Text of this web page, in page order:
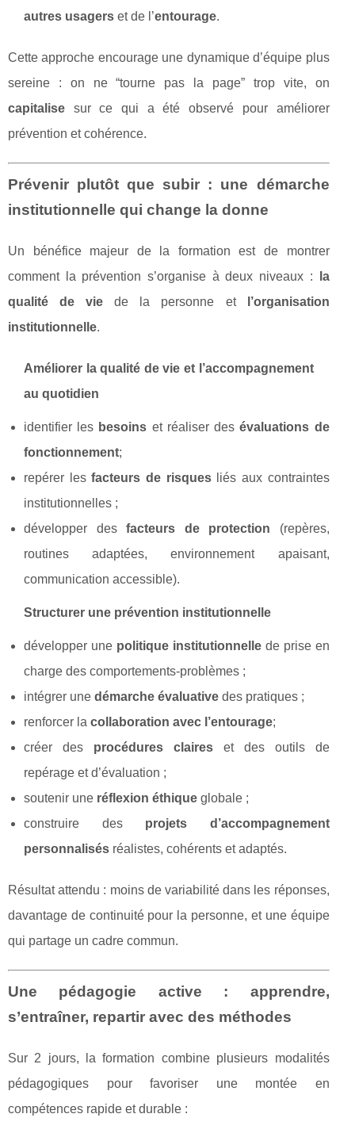
autres usagers et de l’entourage.
Cette approche encourage une dynamique d’équipe plus
sereine : on ne “tourne pas la page” trop vite, on
capitalise sur ce qui a été observé pour améliorer
prévention et cohérence.
Prévenir plutôt que subir : une démarche
institutionnelle qui change la donne
Un bénéfice majeur de la formation est de montrer
comment la prévention s’organise à deux niveaux :
la
qualité de vie de la personne et
l’organisation
institutionnelle.
Améliorer la qualité de vie et l’accompagnement
au quotidien
identifier les besoins et réaliser desévaluations de
fonctionnement;
repérer lesfacteurs de risquesliés aux contraintes
institutionnelles ;
développer desfacteurs de protection (repères,
routines adaptées, environnement apaisant,
communication accessible).
Structurer une prévention institutionnelle
développer une politique institutionnellede prise en
charge des comportements-problèmes ;
intégrer une démarche évaluative des pratiques ;
renforcer la collaboration avec l’entourage;
créer des procédures claireset des outils de
repérage et d’évaluation ;
soutenir une réflexion éthique globale ;
construire des projets d’accompagnement
personnalisés réalistes, cohérents et adaptés.
Résultat attendu : moins de variabilité dans les réponses,
davantage de continuité pour la personne, et une équipe
qui partage un cadre commun.
Une pédagogie active : apprendre,
s’entraîner, repartir avec des méthodes
Sur 2 jours, la formation combine plusieurs modalités
pédagogiques pour favoriser une montée en
compétences rapide et durable :